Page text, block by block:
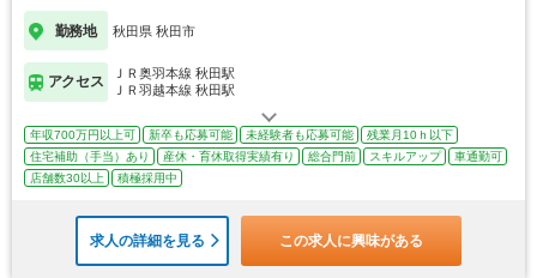
勤務地 秋田県 秋田市
アクセス
ＪＲ奥羽本線 秋田駅
ＪＲ羽越本線 秋田駅
年収700万円以上可 新卒も応募可能 未経験者も応募可能
残業月10ｈ以下
住宅補助（手当）あり
産休・育休取得実績有り 総合門前 スキルアップ
車通勤可
店舗数30以上
積極採用中
求人の詳細を見る この求人に興味がある